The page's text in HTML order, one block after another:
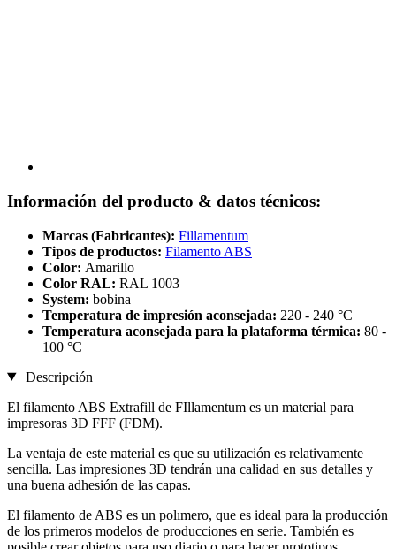
Información del producto & datos técnicos:
Marcas (Fabricantes): Fillamentum
Tipos de productos: Filamento ABS
Color: Amarillo
Color RAL: RAL 1003
System: bobina
Temperatura de impresión aconsejada: 220 - 240 °C
Temperatura aconsejada para la plataforma térmica: 80 -
100 °C
Descripción
El filamento ABS Extrafill de FIllamentum es un material para
impresoras 3D FFF (FDM).
La ventaja de este material es que su utilización es relativamente
sencilla. Las impresiones 3D tendrán una calidad en sus detalles y
una buena adhesión de las capas.
El filamento de ABS es un polımero, que es ideal para la producción
de los primeros modelos de producciones en serie. También es